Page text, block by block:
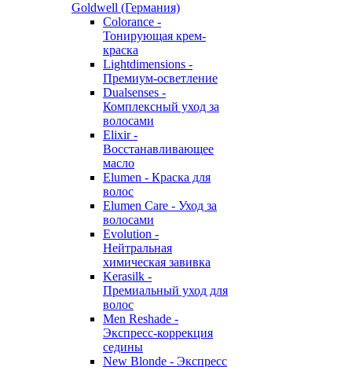
Goldwell (Германия)
Colorance -
Тонирующая крем-
краска
Lightdimensions -
Премиум-осветление
Dualsenses -
Комплексный уход за
волосами
Elixir -
Восстанавливающее
масло
Elumen - Краска для
волос
Elumen Care - Уход за
волосами
Evolution -
Нейтральная
химическая завивка
Kerasilk -
Премиальный уход для
волос
Men Reshade -
Экспресс-коррекция
седины
New Blonde - Экспресс